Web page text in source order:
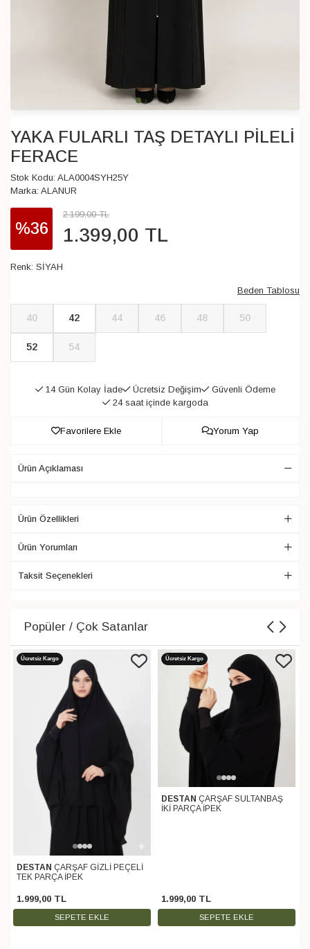
YAKA FULARLI TAŞ DETAYLI PİLELİ
FERACE
Stok Kodu: ALA0004SYH25Y
Marka: ALANUR
%36
2.199,00 TL
1.399,00 TL
Renk: SİYAH
Beden Tablosu
40 42 44 46 48 50
52 54
14 Gün Kolay İade Ücretsiz Değişim
Güvenli Ödeme
24 saat içinde kargoda
Favorilere Ekle Yorum Yap
Ürün Açıklaması
Ürün Özellikleri
Ürün Yorumları
Taksit Seçenekleri
Popüler / Çok Satanlar
Ücretsiz Kargo
DESTAN ÇARŞAF GİZLİ PEÇELİ
TEK PARÇA İPEK
1.999,00 TL
SEPETE EKLE
Ücretsiz Kargo
DESTAN ÇARŞAF SULTANBAŞ
İKİ PARÇA İPEK
1.999,00 TL
SEPETE EKLE